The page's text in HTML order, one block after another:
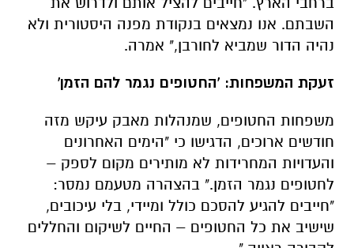
השבתם. אנו נמצאים בנקודת מפנה היסטורית ולא
נהיה הדור שמביא לחורבן," אמרה.
זעקת המשפחות: 'החטופים נגמר להם הזמן'
משפחות החטופים, שמנהלות מאבק עיקש מזה
חודשים ארוכים, הדגישו כי "הימים האחרונים
והעדויות המחרידות לא מותירים מקום לספק –
לחטופים נגמר הזמן." בהצהרה מטעמם נמסר:
"חייבים להגיע להסכם כולל ומיידי, בלי עיכובים,
שישיב את כל החטופים – החיים לשיקום והחללים